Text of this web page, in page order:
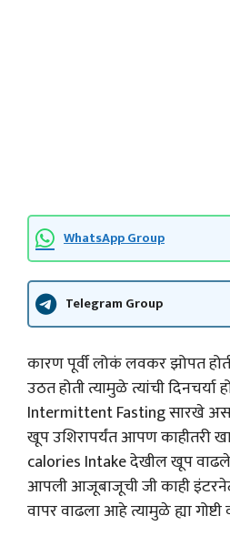
WhatsApp Group
Telegram Group
कारण पूर्वी लोकं लवकर झोपत
उठत होती त्यामुळे त्यांची दिनचर्या
Intermittent Fasting सारखे
खूप उशिरापर्यंत आपण काहीतरी
calories Intake देखील खूप
आपली आजूबाजूची जी काही
वापर वाढला आहे त्यामुळे ह्या